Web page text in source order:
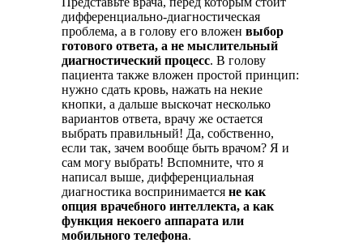
дифференциально-диагностическая
проблема, а в голову его вложенвыбор
готового ответа, а не мыслительный
диагностический процесс. В голову
пациента также вложен простой принцип:
нужно сдать кровь, нажать на некие
кнопки, а дальше выскочат несколько
вариантов ответа, врачу же остается
выбрать правильный! Да, собственно,
если так, зачем вообще быть врачом? Я и
сам могу выбрать! Вспомните, что я
написал выше, дифференциальная
диагностика воспринимаетсяне как
опция врачебного интеллекта, а как
функция некоего аппарата или
мобильного телефона.